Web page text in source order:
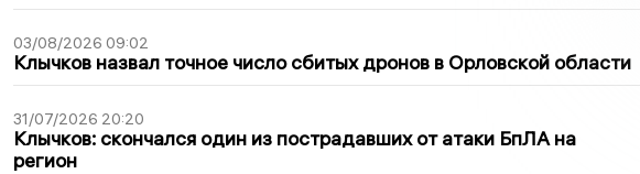
03/08/2026 09:02
Клычков назвал точное число сбитых дронов в Орловской области
31/07/2026 20:20
Клычков: скончался один из пострадавших от атаки БпЛА на
регион